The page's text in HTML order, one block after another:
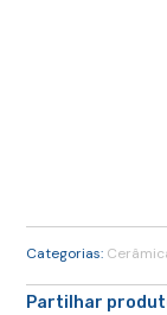
Categorias:
Partilhar